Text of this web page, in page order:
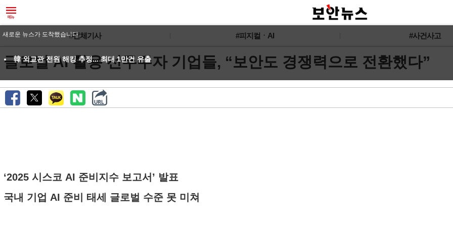
#전체기사 #피지컬ㆍAI #사건사고
글로벌 AI 활용 선두주자 기업들, “보안도 경쟁력으로 전환했다”
‘2025 시스코 AI 준비지수 보고서’ 발표
국내 기업 AI 준비 태세 글로벌 수준 못 미쳐
새로운 뉴스가 도착했습니다.
韓 외교관 전원 해킹 추정... 최대 1만건 유출